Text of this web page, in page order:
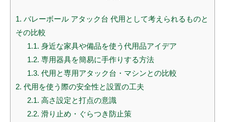
1. バレーボール アタック台 代用として考えられるものと
その比較
1.1. 身近な家具や備品を使う代用品アイデア
1.2. 専用器具を簡易に手作りする方法
1.3. 代用と専用アタック台・マシンとの比較
2. 代用を使う際の安全性と設置の工夫
2.1. 高さ設定と打点の意識
2.2. 滑り止め・ぐらつき防止策